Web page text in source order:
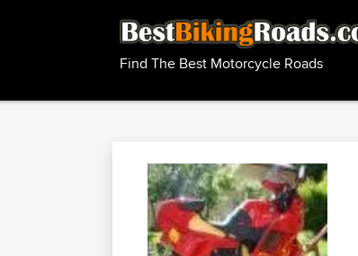
Find The Best Motorcycle Roads